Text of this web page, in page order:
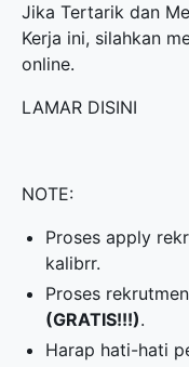
Jika Tertarik dan
Kerja ini, silahkan
online.
LAMAR DISINI
NOTE:
Proses apply
kalibrr.
Proses
(GRATIS!!!).
Harap hati-hati